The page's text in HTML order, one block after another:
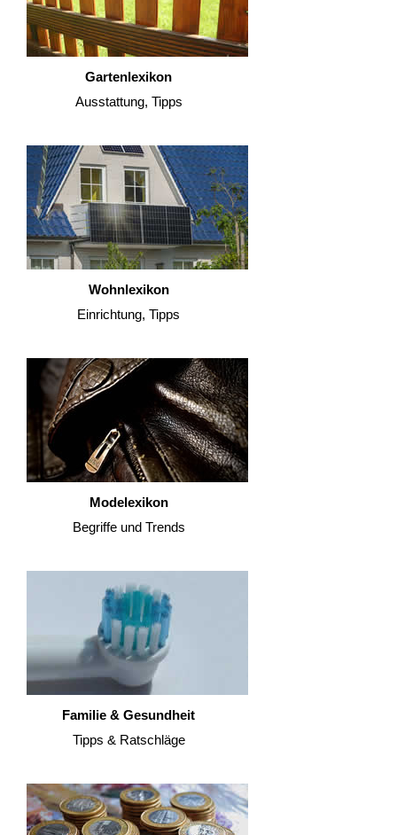
Gartenlexikon
Ausstattung, Tipps
Wohnlexikon
Einrichtung, Tipps
Modelexikon
Begriffe und Trends
Familie & Gesundheit
Tipps & Ratschläge